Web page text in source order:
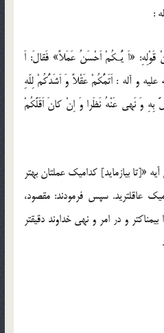
قَوْلِهِ: «اَ يُّـكُمْ اَحْسَنُ عَمَلاً» فَقالَ: اَ
و ‏آله : اَتَمُّكُمْ عَقْلاً وَ اَشَدُّكُمْ لِلّهِ
بِهِ وَ نَهى عَنْهُ نَظَرا وَ اِنْ كانَ اَقَلَّكُمْ
«[تا بيازمايد] كداميك عملتان بهتر
عاقل‏تريد. سپس فرمودند: مقصود،
و در امر و نهى خداوند دقيق‏تر